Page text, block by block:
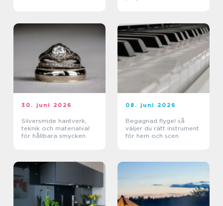
30. juni 2026
Silversmide hantverk,
teknik och materialval
för hållbara smycken
08. juni 2026
Begagnad flygel så
väljer du rätt instrument
för hem och scen